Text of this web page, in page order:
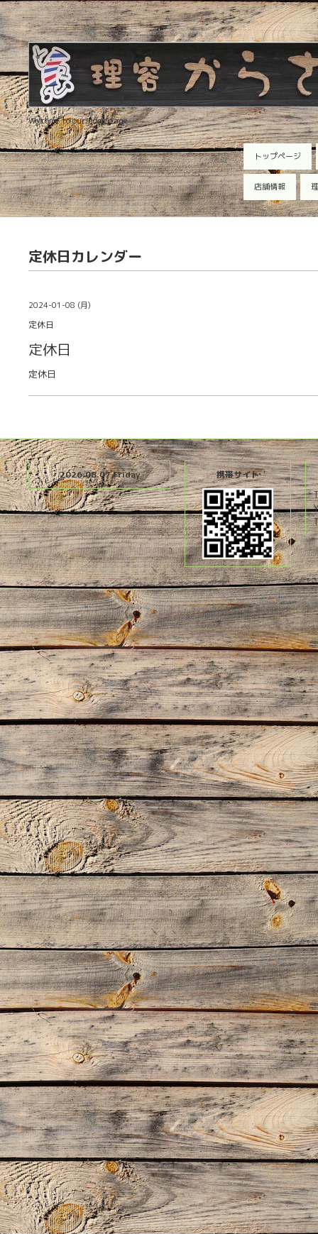
Welcome to our homepage
トップページ
店舗情報
定休日カレンダー
2024-01-08 (月)
定休日
定休日
定休日
2026.08.07 Friday 携帯サイト